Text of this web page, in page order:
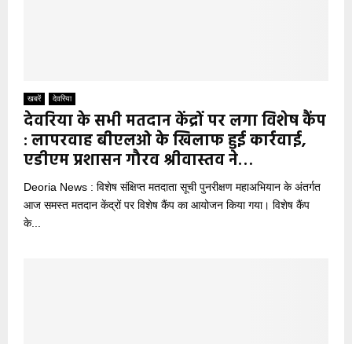
खबरें देवरिया
देवरिया के सभी मतदान केंद्रों पर लगा विशेष कैंप
: लापरवाह बीएलओ के खिलाफ हुई कार्रवाई,
एडीएम प्रशासन गौरव श्रीवास्तव ने…
Deoria News : विशेष संक्षिप्त मतदाता सूची पुनरीक्षण महाअभियान के अंतर्गत
आज समस्त मतदान केंद्रों पर विशेष कैंप का आयोजन किया गया। विशेष कैंप
के...